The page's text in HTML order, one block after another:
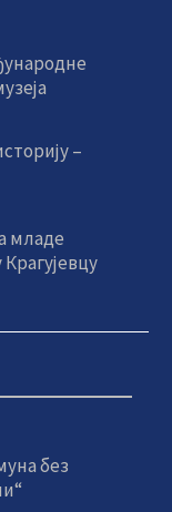
–
младе
без